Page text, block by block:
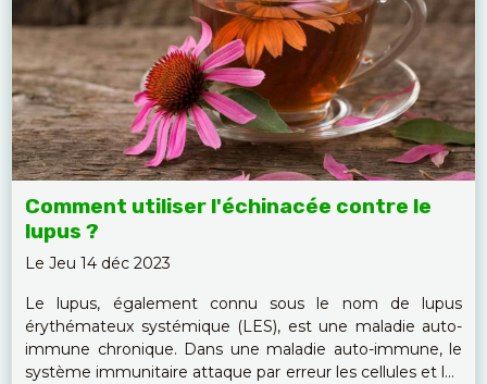
Comment utiliser l'échinacée contre le
lupus ?
Le Jeu 14 déc 2023
Le lupus, également connu sous le nom de lupus
érythémateux systémique (LES), est une maladie auto-
immune chronique. Dans une maladie auto-immune, le
système immunitaire attaque par erreur les cellules et les